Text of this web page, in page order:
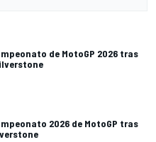
de MotoGP 2026 tras
2026 de MotoGP tras